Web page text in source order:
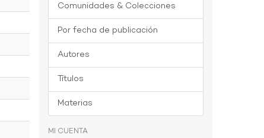
Comunidades & Colecciones
Por fecha de publicación
Autores
Títulos
Materias
MI CUENTA